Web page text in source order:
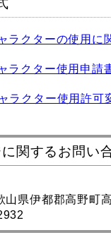
ラクターの使用に
ラクター使用申請
ラクター使用許可
関するお問い
県伊都郡高野町